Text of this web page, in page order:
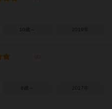
10歳～ 2019年
8歳～ 2017年